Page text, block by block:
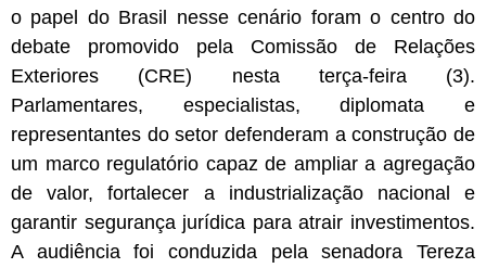
o papel do Brasil nesse cenário foram o centro do
debate promovido pela Comissão de Relações
Exteriores (CRE) nesta terça-feira (3).
Parlamentares, especialistas, diplomata e
representantes do setor defenderam a construção de
um marco regulatório capaz de ampliar a agregação
de valor, fortalecer a industrialização nacional e
garantir segurança jurídica para atrair investimentos.
A audiência foi conduzida pela senadora Tereza